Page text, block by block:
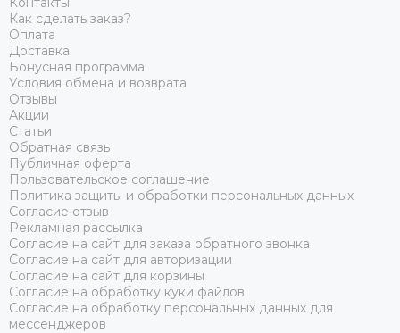
Как сделать заказ?
Оплата
Доставка
Бонусная программа
Условия обмена и возврата
Отзывы
Акции
Статьи
Обратная связь
Публичная оферта
Пользовательское соглашение
Политика защиты и обработки персональных данных
Согласие отзыв
Рекламная рассылка
Согласие на сайт для заказа обратного звонка
Согласие на сайт для авторизации
Согласие на сайт для корзины
Согласие на обработку куки файлов
Согласие на обработку персональных данных для
мессенджеров